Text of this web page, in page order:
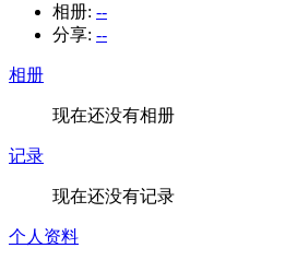
相册: --
分享: --
相册
现在还没有相册
记录
现在还没有记录
个人资料